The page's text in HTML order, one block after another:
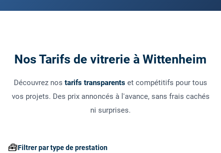
Nos Tarifs de vitrerie à Wittenheim
Découvrez nos tarifs transparents et compétitifs pour tous
vos projets. Des prix annoncés à l'avance, sans frais cachés
ni surprises.
🧰Filtrer par type de prestation